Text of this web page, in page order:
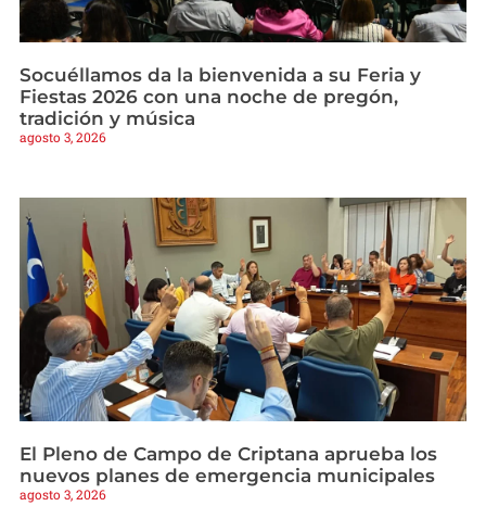
Socuéllamos da la bienvenida a su Feria y
Fiestas 2026 con una noche de pregón,
tradición y música
agosto 3, 2026
El Pleno de Campo de Criptana aprueba los
nuevos planes de emergencia municipales
agosto 3, 2026